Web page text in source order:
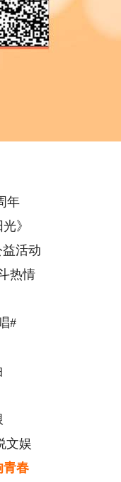
年
》
活动
热情
#
文娱
青春